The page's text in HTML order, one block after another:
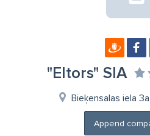
"Eltors" SIA
Bieķensalas iela
Append